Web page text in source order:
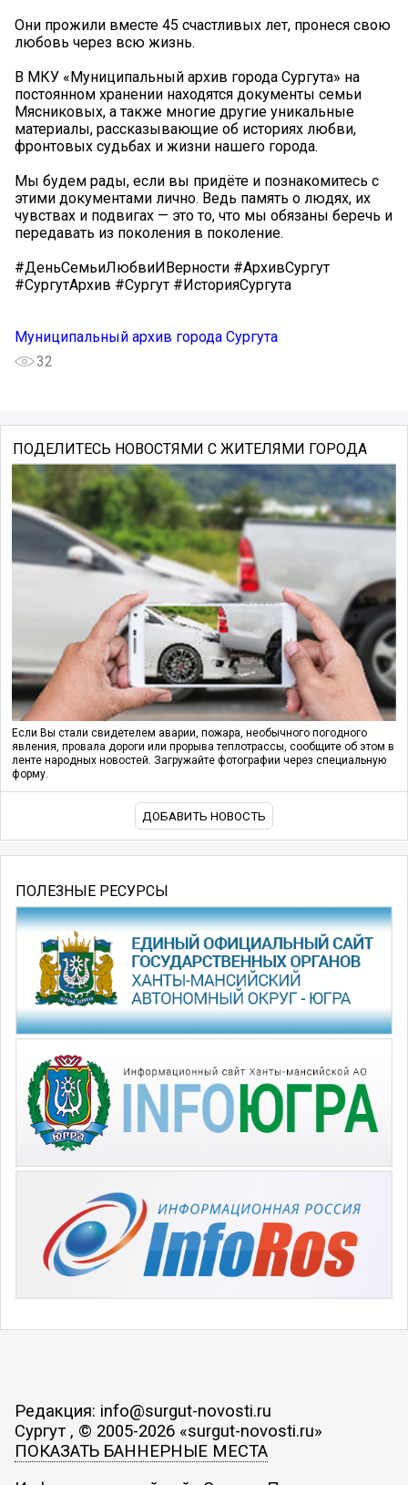
Они прожили вместе 45 счастливых лет, пронеся свою
любовь через всю жизнь.
В МКУ «Муниципальный архив города Сургута» на
постоянном хранении находятся документы семьи
Мясниковых, а также многие другие уникальные
материалы, рассказывающие об историях любви,
фронтовых судьбах и жизни нашего города.
Мы будем рады, если вы придёте и познакомитесь с
этими документами лично. Ведь память о людях, их
чувствах и подвигах — это то, что мы обязаны беречь и
передавать из поколения в поколение.
#ДеньСемьиЛюбвиИВерности #АрхивСургут
#СургутАрхив #Сургут #ИсторияСургута
Муниципальный архив города Сургута
32
ПОДЕЛИТЕСЬ НОВОСТЯМИ С ЖИТЕЛЯМИ ГОРОДА
Если Вы стали свидетелем аварии, пожара, необычного погодного
явления, провала дороги или прорыва теплотрассы, сообщите об этом в
ленте народных новостей. Загружайте фотографии через специальную
форму.
ДОБАВИТЬ НОВОСТЬ
ПОЛЕЗНЫЕ РЕСУРСЫ
Редакция: info@surgut-novosti.ru
Сургут , © 2005-2026 «surgut-novosti.ru»
ПОКАЗАТЬ БАННЕРНЫЕ МЕСТА